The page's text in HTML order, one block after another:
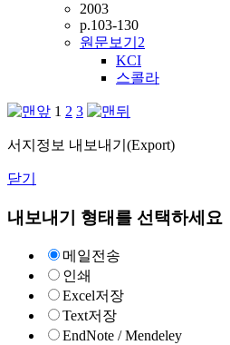
2003
p.103-130
원문보기 2
KCI
스콜라
1 2 3
서지정보 내보내기(Export)
닫기
내보내기 형태를 선택하세요
메일전송
인쇄
Excel저장
Text저장
EndNote / Mendeley